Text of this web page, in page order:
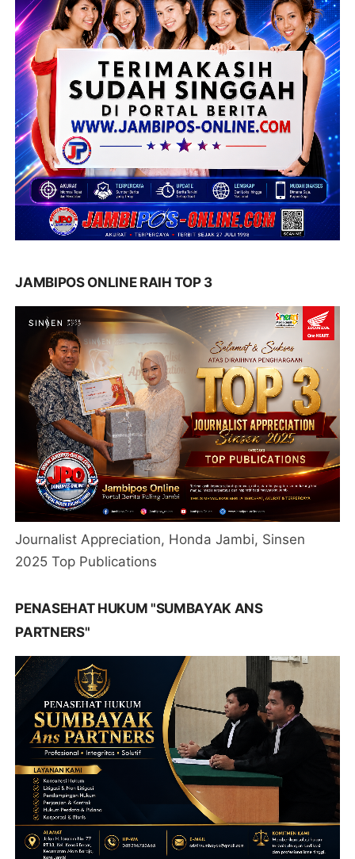
JAMBIPOS ONLINE RAIH TOP 3
Journalist Appreciation, Honda Jambi, Sinsen
2025 Top Publications
PENASEHAT HUKUM "SUMBAYAK ANS
PARTNERS"